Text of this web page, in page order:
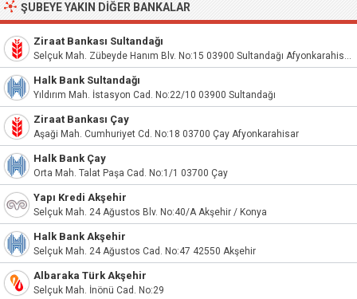
ŞUBEYE YAKIN DIĞER BANKALAR
Ziraat Bankası Sultandağı
Selçuk Mah. Zübeyde Hanım Blv. No:15 03900 Sultandağı Afyonkarahisar
Halk Bank Sultandağı
Yıldırım Mah. İstasyon Cad. No:22/10 03900 Sultandağı
Ziraat Bankası Çay
Aşaği Mah. Cumhuriyet Cd. No:18 03700 Çay Afyonkarahisar
Halk Bank Çay
Orta Mah. Talat Paşa Cad. No:1/1 03700 Çay
Yapı Kredi Akşehir
Selçuk Mah. 24 Ağustos Blv. No:40/A Akşehir / Konya
Halk Bank Akşehir
Selçuk Mah. 24 Ağustos Cad. No:47 42550 Akşehir
Albaraka Türk Akşehir
Selçuk Mah. İnönü Cad. No:29